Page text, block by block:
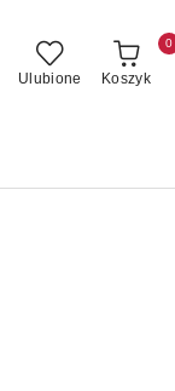
Ulubione Koszyk
0